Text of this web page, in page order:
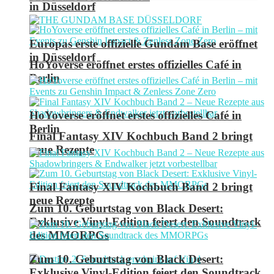
in Düsseldorf
HoYoverse eröffnet erstes offizielles Café in
Berlin
Final Fantasy XIV Kochbuch Band 2 bringt
neue Rezepte
Zum 10. Geburtstag von Black Desert:
Exklusive Vinyl-Edition feiert den Soundtrack
des MMORPGs
Europas erste offizielle Gundam Base eröffnet
in Düsseldorf
HoYoverse eröffnet erstes offizielles Café in
Berlin
Final Fantasy XIV Kochbuch Band 2 bringt
neue Rezepte
Zum 10. Geburtstag von Black Desert: